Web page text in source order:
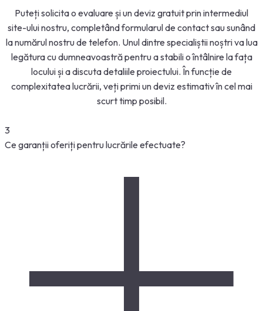
Puteți solicita o evaluare și un deviz gratuit prin intermediul
site-ului nostru, completând formularul de contact sau sunând
la numărul nostru de telefon. Unul dintre specialiștii noștri va lua
legătura cu dumneavoastră pentru a stabili o întâlnire la fața
locului și a discuta detaliile proiectului. În funcție de
complexitatea lucrării, veți primi un deviz estimativ în cel mai
scurt timp posibil.
3
Ce garanții oferiți pentru lucrările efectuate?